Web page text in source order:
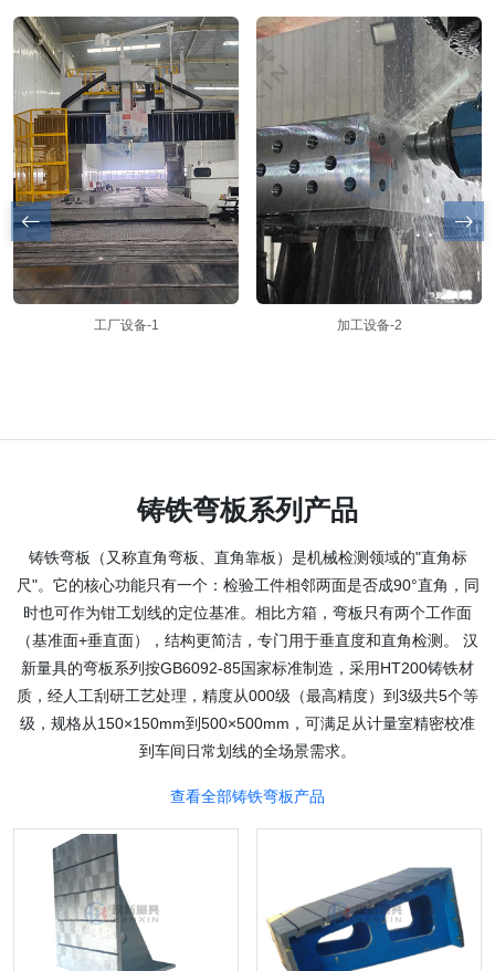
工厂设备-1 加工设备-2
铸铁弯板系列产品
铸铁弯板（又称直角弯板、直角靠板）是机械检测领域的"直角标
尺"。它的核心功能只有一个：检验工件相邻两面是否成90°直角，同
时也可作为钳工划线的定位基准。相比方箱，弯板只有两个工作面
（基准面+垂直面），结构更简洁，专门用于垂直度和直角检测。 汉
新量具的弯板系列按GB6092-85国家标准制造，采用HT200铸铁材
质，经人工刮研工艺处理，精度从000级（最高精度）到3级共5个等
级，规格从150×150mm到500×500mm，可满足从计量室精密校准
到车间日常划线的全场景需求。
查看全部铸铁弯板产品